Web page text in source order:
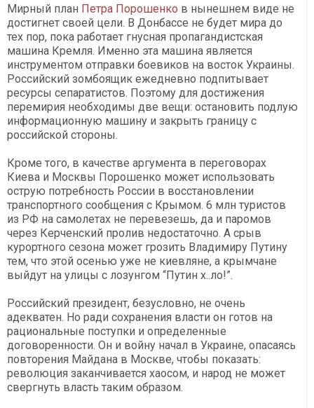
Мирный план Петра Порошенко в нынешнем виде не
достигнет своей цели. В Донбассе не будет мира до
тех пор, пока работает гнусная пропагандистская
машина Кремля. Именно эта машина является
инструментом отправки боевиков на восток Украины.
Российский зомбоящик ежедневно подпитывает
ресурсы сепаратистов. Поэтому для достижения
перемирия необходимы две вещи: остановить подлую
информационную машину и закрыть границу с
российской стороны.
Кроме того, в качестве аргумента в переговорах
Киева и Москвы Порошенко может использовать
острую потребность России в восстановлении
транспортного сообщения с Крымом. 6 млн туристов
из РФ на самолетах не перевезешь, да и паромов
через Керченский пролив недостаточно. А срыв
курортного сезона может грозить Владимиру Путину
тем, что этой осенью уже не киевляне, а крымчане
выйдут на улицы с лозунгом “Путин х..ло!”.
Российский президент, безусловно, не очень
адекватен. Но ради сохранения власти он готов на
рациональные поступки и определенные
договоренности. Он и войну начал в Украине, опасаясь
повторения Майдана в Москве, чтобы показать:
революция заканчивается хаосом, и народ не может
свергнуть власть таким образом.